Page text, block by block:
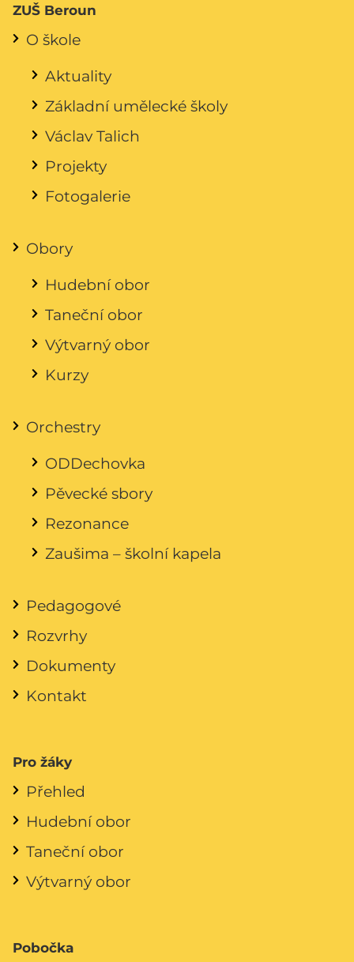
ZUŠ Beroun
O škole
Aktuality
Základní umělecké školy
Václav Talich
Projekty
Fotogalerie
Obory
Hudební obor
Taneční obor
Výtvarný obor
Kurzy
Orchestry
ODDechovka
Pěvecké sbory
Rezonance
Zaušima – školní kapela
Pedagogové
Rozvrhy
Dokumenty
Kontakt
Pro žáky
Přehled
Hudební obor
Taneční obor
Výtvarný obor
Pobočka